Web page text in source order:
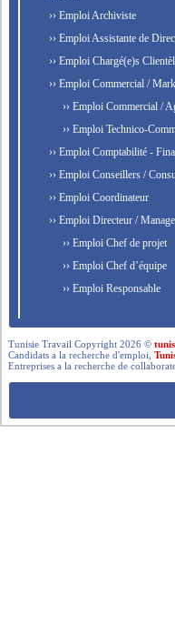
›› Emploi Archiviste
›› Emploi Assistante de
›› Emploi Chargé(e)s
›› Emploi Commercial /
›› Emploi Commercial /
›› Emploi Technico-
›› Emploi Comptabilité -
›› Emploi Conseillers /
›› Emploi Coordinateur
›› Emploi Directeur /
›› Emploi Chef de projet
›› Emploi Chef d’équipe
›› Emploi Responsable
Tunisie Travail Copyright 2026 ©
Candidats a la recherche d'emploi,
Entreprises a la recherche de